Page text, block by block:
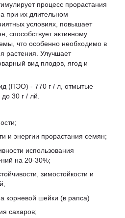
процесс прорастания
при их длительном
условиях, повышает
способствует активному
что особенно необходимо в
растения. Улучшает
вид плодов, ягод и
(ПЭО) - 770 г / л, отмытые
30 г / лй.
и энергии прорастания семян;
использования
на 20-30%;
зимостойкости и
корневой шейки (в рапса)
сахаров;